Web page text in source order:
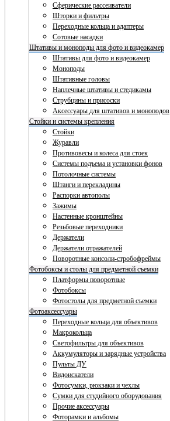
Сферические рассеиватели
Шторки и фильтры
Переходные кольца и адаптеры
Сотовые насадки
Штативы и моноподы для фото и видеокамер
Штативы для фото и видеокамер
Моноподы
Штативные головы
Наплечные штативы и стедикамы
Струбцины и присоски
Аксессуары для штативов и моноподов
Стойки и системы крепления
Стойки
Журавли
Противовесы и колеса для стоек
Системы подъема и установки фонов
Потолочные системы
Штанги и перекладины
Распорки автополы
Зажимы
Настенные кронштейны
Резьбовые переходники
Держатели
Держатели отражателей
Поворотные консоли-стробофреймы
Фотобоксы и столы для предметной съемки
Платформы поворотные
Фотобоксы
Фотостолы для предметной съемки
Фотоаксессуары
Переходные кольца для объективов
Макрокольца
Светофильтры для объективов
Аккумуляторы и зарядные устройства
Пульты ДУ
Видоискатели
Фотосумки, рюкзаки и чехлы
Сумки для студийного оборудования
Прочие аксессуары
Фоторамки и альбомы